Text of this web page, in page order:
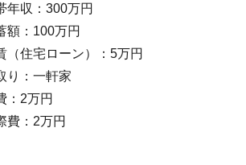
年収：300万円
額：100万円
（住宅ローン）：5万円
り：一軒家
：2万円
費：2万円